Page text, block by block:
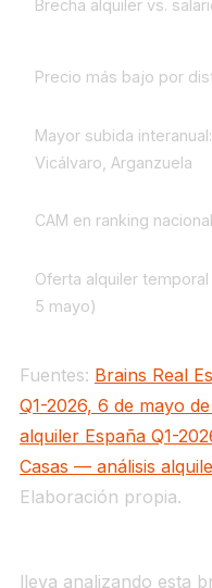
Brecha alquiler vs.
Precio más bajo por
Mayor subida interanual:
Vicálvaro, Arganzuela
CAM en ranking
Oferta alquiler temporal
5 mayo)
Fuentes: Brains Real
Q1-2026, 6 de mayo
alquiler España Q1-
Casas — análisis
Elaboración propia.
lleva analizando esta